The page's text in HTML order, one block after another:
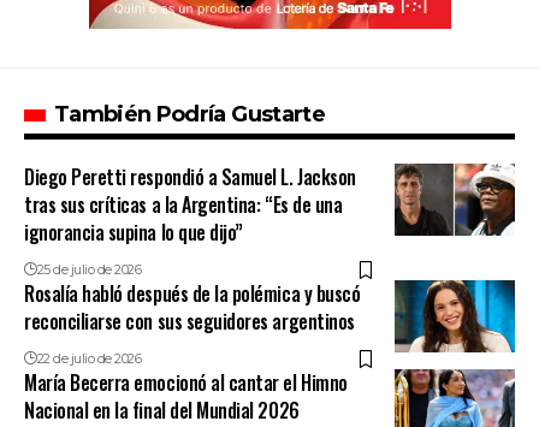
También Podría Gustarte
Diego Peretti respondió a Samuel L. Jackson
tras sus críticas a la Argentina: “Es de una
ignorancia supina lo que dijo”
25 de julio de 2026
Rosalía habló después de la polémica y buscó
reconciliarse con sus seguidores argentinos
22 de julio de 2026
María Becerra emocionó al cantar el Himno
Nacional en la final del Mundial 2026